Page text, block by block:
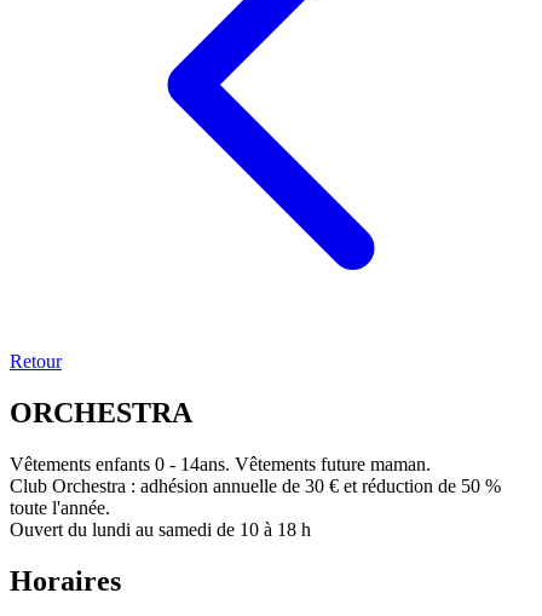
Retour
ORCHESTRA
Vêtements enfants 0 - 14ans. Vêtements future maman.
Club Orchestra : adhésion annuelle de 30 € et réduction de 50 %
toute l'année.
Ouvert du lundi au samedi de 10 à 18 h
Horaires